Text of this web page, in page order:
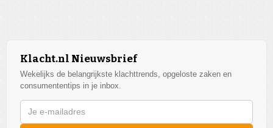
Klacht.nl Nieuwsbrief
Wekelijks de belangrijkste klachttrends, opgeloste zaken en
consumententips in je inbox.